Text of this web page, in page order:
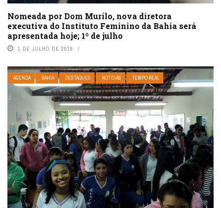
Nomeada por Dom Murilo, nova diretora
executiva do Instituto Feminino da Bahia será
apresentada hoje; 1º de julho
1 DE JULHO DE 2019
AGENDA BAHIA DESTAQUES NOTÍCIAS TEMPO REAL